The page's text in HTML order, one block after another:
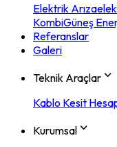
Elektrik Arıza
KombiGüneş
Referanslar
Galeri
Teknik Araçlar
Kablo Kesit
Kurumsal